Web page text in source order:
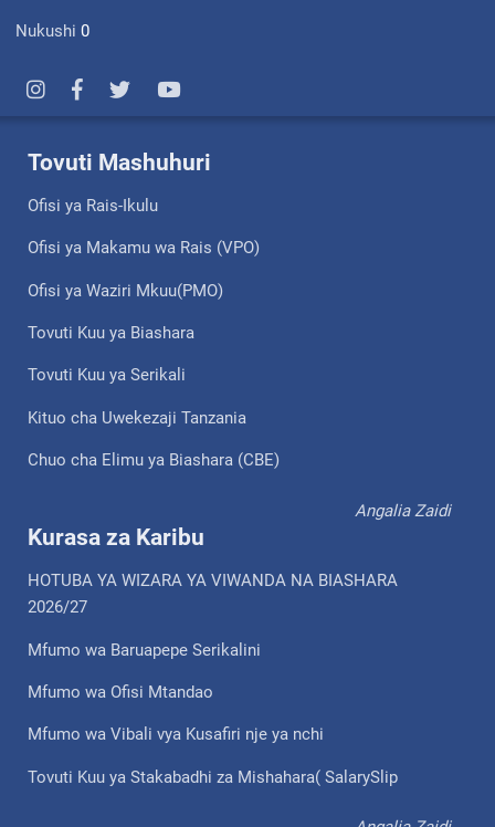
Nukushi0
Tovuti Mashuhuri
Ofisi ya Rais-Ikulu
Ofisi ya Makamu wa Rais (VPO)
Ofisi ya Waziri Mkuu(PMO)
Tovuti Kuu ya Biashara
Tovuti Kuu ya Serikali
Kituo cha Uwekezaji Tanzania
Chuo cha Elimu ya Biashara (CBE)
Angalia Zaidi
Kurasa za Karibu
HOTUBA YA WIZARA YA VIWANDA NA BIASHARA
2026/27
Mfumo wa Baruapepe Serikalini
Mfumo wa Ofisi Mtandao
Mfumo wa Vibali vya Kusafiri nje ya nchi
Tovuti Kuu ya Stakabadhi za Mishahara( SalarySlip